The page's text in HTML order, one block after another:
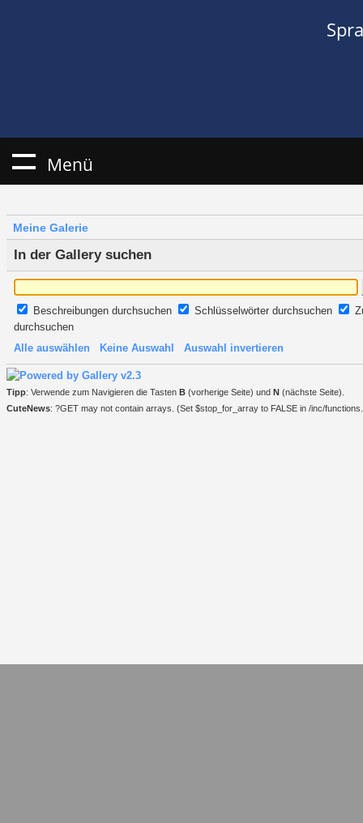
Menü
Meine Galerie
In der Gallery suchen
Beschreibungen durchsuchen Schlüsselwörter durchsuchen
durchsuchen
Alle auswählen
Keine Auswahl Auswahl invertieren
Tipp: Verwende zum Navigieren die Tasten B (vorherige Seite) und N (nächste Seite).
CuteNews: ?GET may not contain arrays. (Set $stop_for_array to FALSE in /inc/